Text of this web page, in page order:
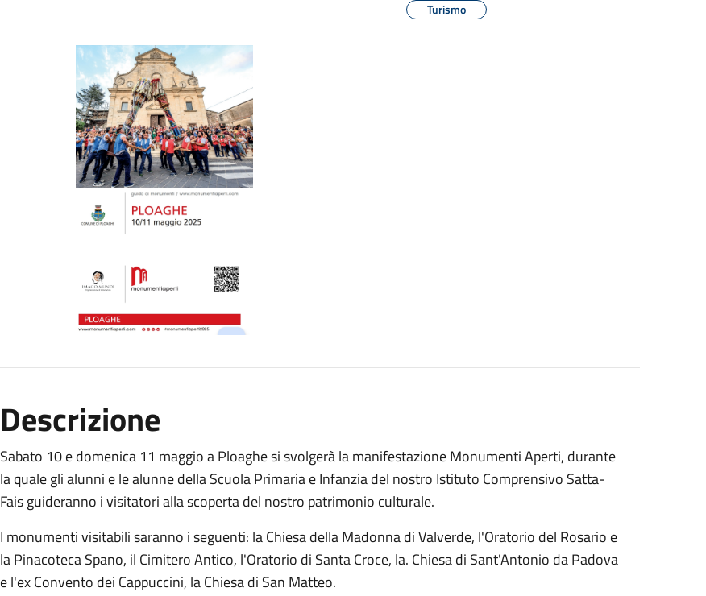
Turismo
Descrizione
Sabato 10 e domenica 11 maggio a Ploaghe si svolgerà la manifestazione Monumenti Aperti, durante
la quale gli alunni e le alunne della Scuola Primaria e Infanzia del nostro Istituto Comprensivo Satta-
Fais guideranno i visitatori alla scoperta del nostro patrimonio culturale.
I monumenti visitabili saranno i seguenti: la Chiesa della Madonna di Valverde, l'Oratorio del Rosario e
la Pinacoteca Spano, il Cimitero Antico, l'Oratorio di Santa Croce, la. Chiesa di Sant'Antonio da Padova
e l'ex Convento dei Cappuccini, la Chiesa di San Matteo.